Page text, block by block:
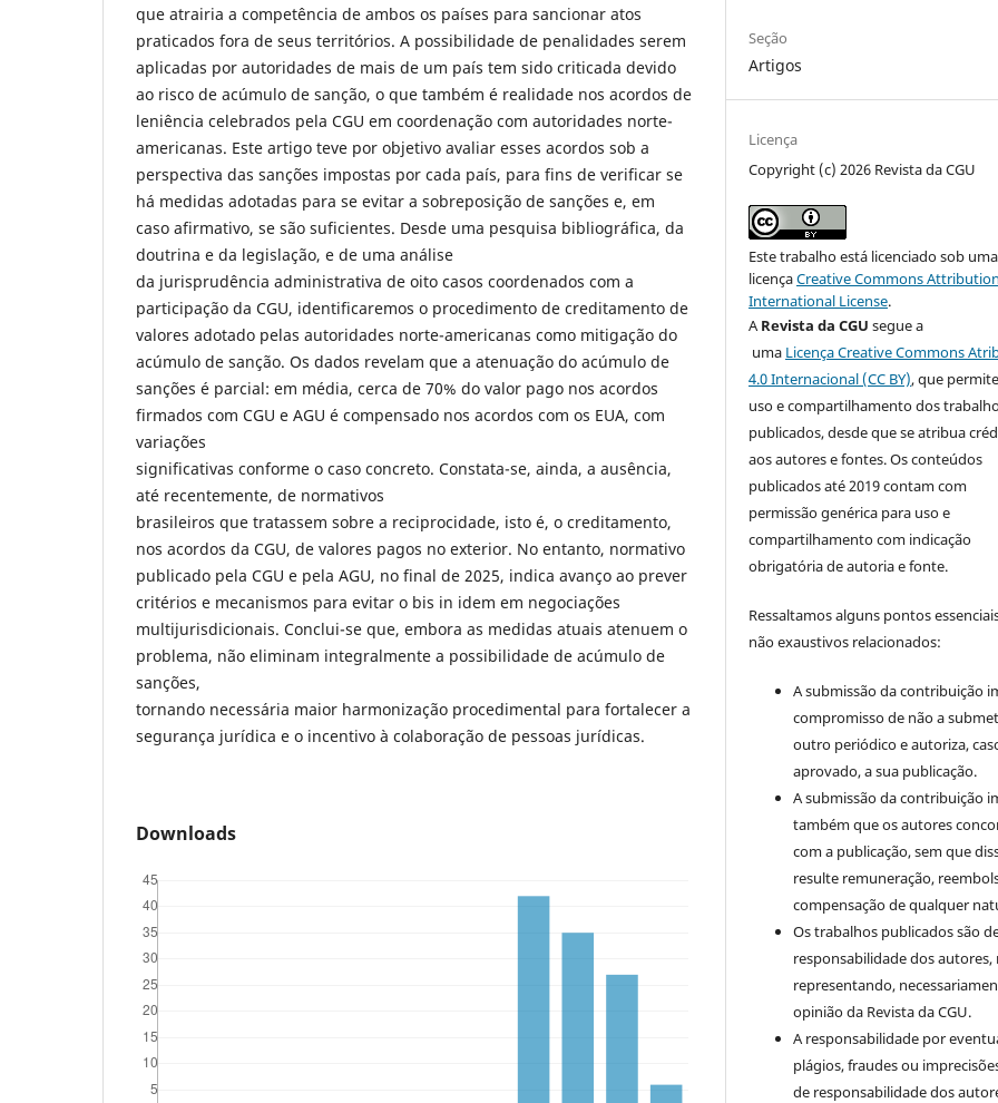
que atrairia a competência de ambos os países para sancionar atos
praticados fora de seus territórios. A possibilidade de penalidades serem
aplicadas por autoridades de mais de um país tem sido criticada devido
ao risco de acúmulo de sanção, o que também é realidade nos acordos de
leniência celebrados pela CGU em coordenação com autoridades norte-
americanas. Este artigo teve por objetivo avaliar esses acordos sob a
perspectiva das sanções impostas por cada país, para fins de verificar se
há medidas adotadas para se evitar a sobreposição de sanções e, em
caso afirmativo, se são suficientes. Desde uma pesquisa bibliográfica, da
doutrina e da legislação, e de uma análise
da jurisprudência administrativa de oito casos coordenados com a
participação da CGU, identificaremos o procedimento de creditamento de
valores adotado pelas autoridades norte-americanas como mitigação do
acúmulo de sanção. Os dados revelam que a atenuação do acúmulo de
sanções é parcial: em média, cerca de 70% do valor pago nos acordos
firmados com CGU e AGU é compensado nos acordos com os EUA, com
variações
significativas conforme o caso concreto. Constata-se, ainda, a ausência,
até recentemente, de normativos
brasileiros que tratassem sobre a reciprocidade, isto é, o creditamento,
nos acordos da CGU, de valores pagos no exterior. No entanto, normativo
publicado pela CGU e pela AGU, no final de 2025, indica avanço ao prever
critérios e mecanismos para evitar o bis in idem em negociações
multijurisdicionais. Conclui-se que, embora as medidas atuais atenuem o
problema, não eliminam integralmente a possibilidade de acúmulo de
sanções,
tornando necessária maior harmonização procedimental para fortalecer a
segurança jurídica e o incentivo à colaboração de pessoas jurídicas.
Downloads
Seção
Artigos
Licença
Copyright (c) 2026 Revista da CGU
Este trabalho está licenciado sob uma
licençaCreative Commons
International License.
ARevista da CGU segue a
uma Licença Creative Commons
4.0 Internacional (CC BY), que
uso e compartilhamento dos
publicados, desde que se atribua
aos autores e fontes. Os conteúdos
publicados até 2019 contam com
permissão genérica para uso e
compartilhamento com indicação
obrigatória de autoria e fonte.
Ressaltamos alguns pontos
não exaustivos relacionados:
A submissão da contribuição
compromisso de não a
outro periódico e autoriza,
aprovado, a sua publicação.
A submissão da contribuição
também que os autores
com a publicação, sem que
resulte remuneração,
compensação de qualquer
Os trabalhos publicados são
responsabilidade dos autores,
representando,
opinião da Revista da CGU.
A responsabilidade por
plágios, fraudes ou
de responsabilidade dos